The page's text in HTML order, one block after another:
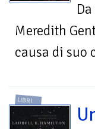
Meredith
causa di suo
LIBRI